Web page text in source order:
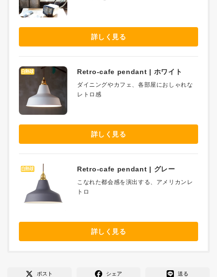
詳しく見る
Retro-cafe pendant | ホワイト
ダイニングやカフェ、各部屋におしゃれな
レトロ感
詳しく見る
Retro-cafe pendant | グレー
こなれた都会感を演出する、アメリカンレ
トロ
詳しく見る
ポスト シェア 送る